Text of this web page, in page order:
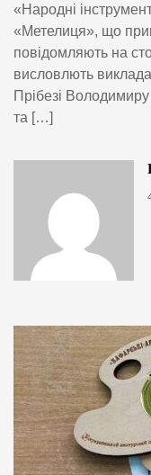
«Народні
«Метелиця», що
повідомляють на
висловлють
Прібезі
та […]